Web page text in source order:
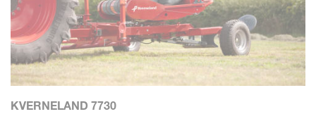
KVERNELAND 7730